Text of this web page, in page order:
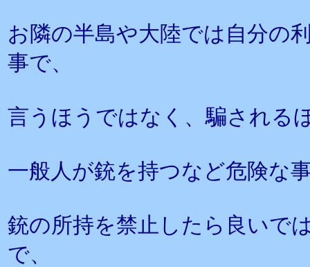
お隣の半島や大陸では自分の
事で、
言うほうではなく、騙される
一般人が銃を持つなど危険な
銃の所持を禁止したら良いで
で、